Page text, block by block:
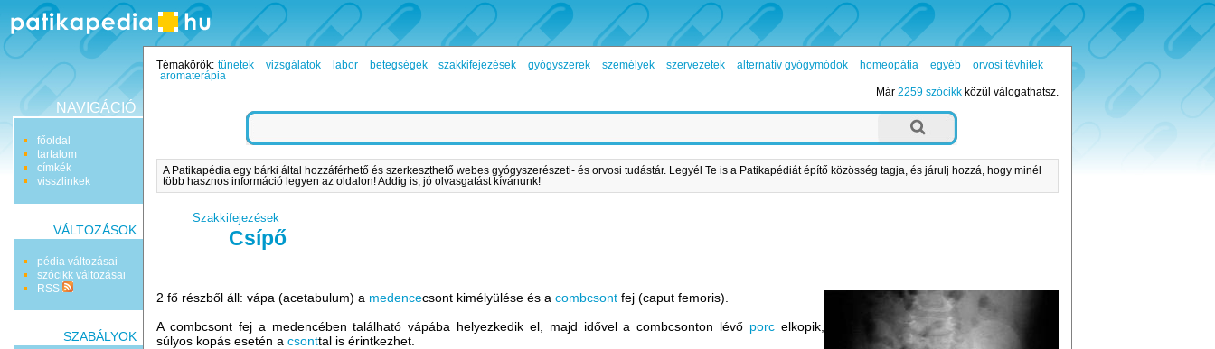
NAVIGÁCIÓ
főoldal
tartalom
címkék
visszlinkek
VÁLTOZÁSOK
pédia változásai
szócikk változásai
RSS
SZABÁLYOK
Témakörök: tünetek vizsgálatok labor betegségek szakkifejezések gyógyszerek személyek szervezetek alternatív gyógymódok homeopátia egyéb
orvosi tévhitek
aromaterápia
Már 2259 szócikkközül válogathatsz.
A Patikapédia egy bárki által hozzáférhető és szerkeszthető webes gyógyszerészeti- és orvosi tudástár. Legyél Te is a Patikapédiát építő közösség tagja, és járulj hozzá, hogy minél
több hasznos információ legyen az oldalon! Addig is, jó olvasgatást kívánunk!
Szakkifejezések
Csípő
2 fő részből áll: vápa (acetabulum) a medencecsont kimélyülése és acombcsont fej (caput femoris).
A combcsont fej a medencében található vápába helyezkedik el, majd idővel a combcsonton lévő porcelkopik,
súlyos kopás esetén acsonttal is érintkezhet.